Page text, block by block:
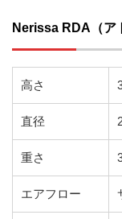
Nerissa RDA（ア
高さ
直径
重さ
エアフロー